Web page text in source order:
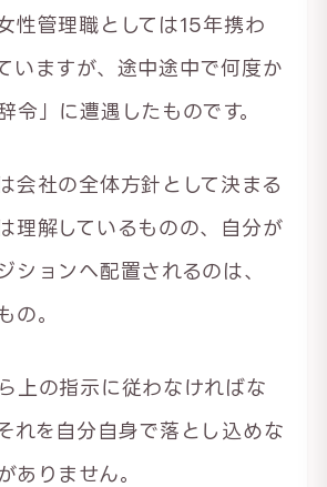
性管理職としては15年携わ
いますが、途中途中で何度か
令」に遭遇したものです。
会社の全体方針として決まる
理解しているものの、自分が
ションへ配置されるのは、
の。
上の指示に従わなければな
れを自分自身で落とし込めな
ありません。